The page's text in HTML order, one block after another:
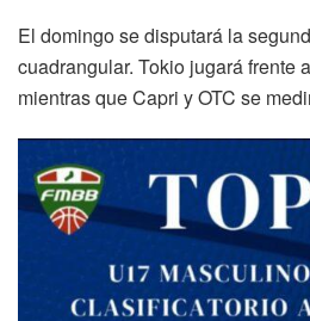
El domingo se disputará la
cuadrangular. Tokio jugará frente
mientras que Capri y OTC se